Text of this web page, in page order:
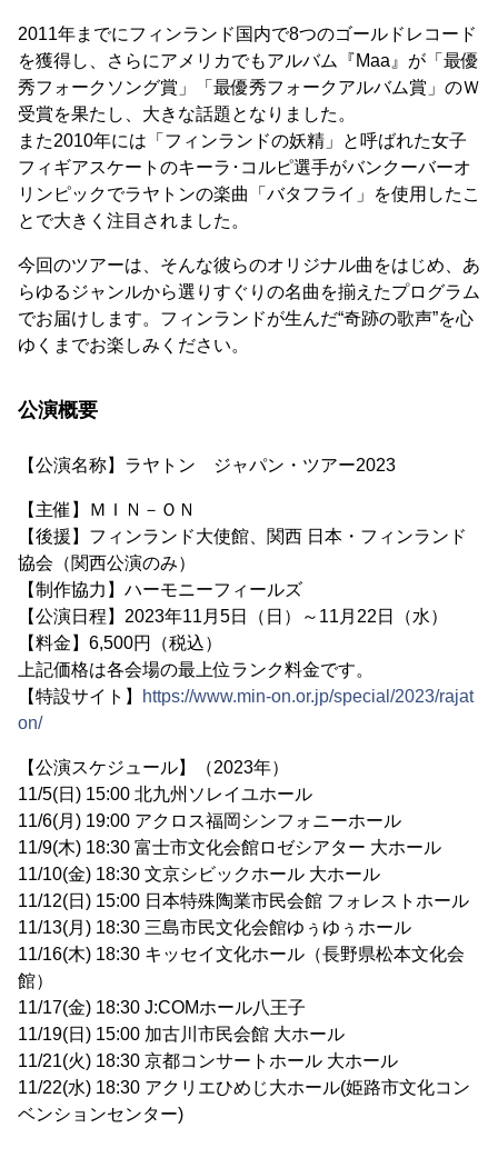
2011年までにフィンランド国内で8つのゴールドレコード
を獲得し、さらにアメリカでもアルバム『Maa』が「最優
秀フォークソング賞」「最優秀フォークアルバム賞」のＷ
受賞を果たし、大きな話題となりました。
また2010年には「フィンランドの妖精」と呼ばれた女子
フィギアスケートのキーラ･コルピ選手がバンクーバーオ
リンピックでラヤトンの楽曲「バタフライ」を使用したこ
とで大きく注目されました。
今回のツアーは、そんな彼らのオリジナル曲をはじめ、あ
らゆるジャンルから選りすぐりの名曲を揃えたプログラム
でお届けします。フィンランドが生んだ“奇跡の歌声”を心
ゆくまでお楽しみください。
公演概要
【公演名称】ラヤトン ジャパン・ツアー2023
【主催】ＭＩＮ－ＯＮ
【後援】フィンランド大使館、関西 日本・フィンランド
協会（関西公演のみ）
【制作協力】ハーモニーフィールズ
【公演日程】2023年11月5日（日）～11月22日（水）
【料金】6,500円（税込）
上記価格は各会場の最上位ランク料金です。
【特設サイト】
https://www.min-on.or.jp/special/2023/rajat
on/
【公演スケジュール】（2023年）
11/5(日) 15:00 北九州ソレイユホール
11/6(月) 19:00 アクロス福岡シンフォニーホール
11/9(木) 18:30 富士市文化会館ロゼシアター 大ホール
11/10(金) 18:30 文京シビックホール 大ホール
11/12(日) 15:00 日本特殊陶業市民会館 フォレストホール
11/13(月) 18:30 三島市民文化会館ゆぅゆぅホール
11/16(木) 18:30 キッセイ文化ホール（長野県松本文化会
館）
11/17(金) 18:30 J:COMホール八王子
11/19(日) 15:00 加古川市民会館 大ホール
11/21(火) 18:30 京都コンサートホール 大ホール
11/22(水) 18:30 アクリエひめじ大ホール(姫路市文化コン
ベンションセンター)